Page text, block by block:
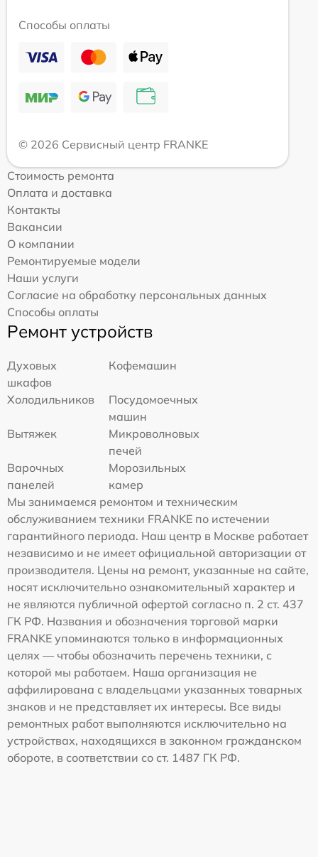
Способы оплаты
© 2026 Сервисный центр FRANKE
Стоимость ремонта
Оплата и доставка
Контакты
Вакансии
О компании
Ремонтируемые модели
Наши услуги
Согласие на обработку персональных данных
Способы оплаты
Ремонт устройств
Духовых
шкафов
Кофемашин
Холодильников
Посудомоечных
машин
Вытяжек
Микроволновых
печей
Варочных
панелей
Морозильных
камер
Мы занимаемся ремонтом и техническим
обслуживанием техники FRANKE по истечении
гарантийного периода. Наш центр в Москве работает
независимо и не имеет официальной авторизации от
производителя. Цены на ремонт, указанные на сайте,
носят исключительно ознакомительный характер и
не являются публичной офертой согласно п. 2 ст. 437
ГК РФ. Названия и обозначения торговой марки
FRANKE упоминаются только в информационных
целях — чтобы обозначить перечень техники, с
которой мы работаем. Наша организация не
аффилирована с владельцами указанных товарных
знаков и не представляет их интересы. Все виды
ремонтных работ выполняются исключительно на
устройствах, находящихся в законном гражданском
обороте, в соответствии со ст. 1487 ГК РФ.